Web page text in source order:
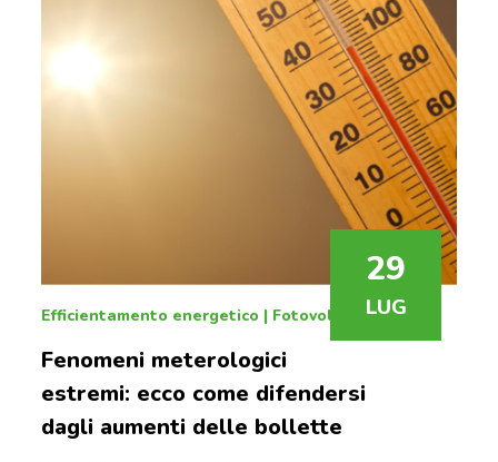
29
LUG
Efficientamento energetico | Fotovoltaico
Fenomeni meterologici
estremi: ecco come difendersi
dagli aumenti delle bollette